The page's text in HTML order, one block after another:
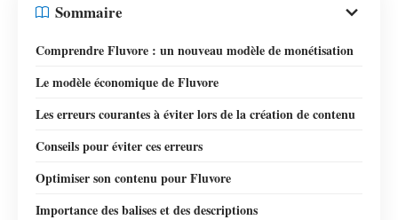
Sommaire
Comprendre Fluvore : un nouveau modèle de monétisation
Le modèle économique de Fluvore
Les erreurs courantes à éviter lors de la création de contenu
Conseils pour éviter ces erreurs
Optimiser son contenu pour Fluvore
Importance des balises et des descriptions